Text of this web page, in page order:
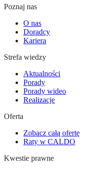
Poznaj nas
O nas
Doradcy
Kariera
Strefa wiedzy
Aktualności
Porady
Porady wideo
Realizacje
Oferta
Zobacz całą ofertę
Raty w CALDO
Kwestie prawne